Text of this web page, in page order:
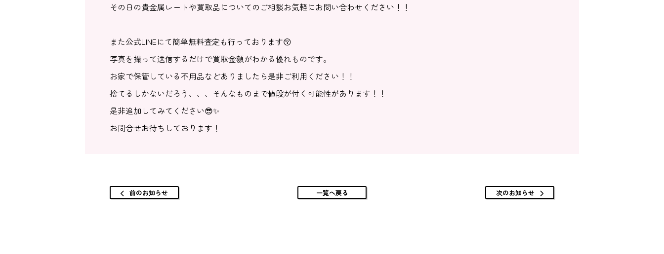
その日の貴金属レートや買取品についてのご相談お気軽にお問い合わせください！！
また公式LINEにて簡単無料査定も行っております😚
写真を撮って送信するだけで買取金額がわかる優れものです。
お家で保管している不用品などありましたら是非ご利用ください！！
捨てるしかないだろう、、、そんなものまで値段が付く可能性があります！！
是非追加してみてください😎✨
お問合せお待ちしております！
前のお知らせ 一覧へ戻る 次のお知らせ